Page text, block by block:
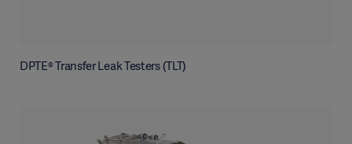
DPTE® Transfer Leak Testers (TLT)